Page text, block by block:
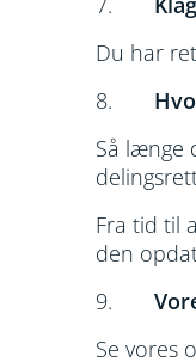
Du har
8.
Så længe
Fra tid til
den
9.
Se vores